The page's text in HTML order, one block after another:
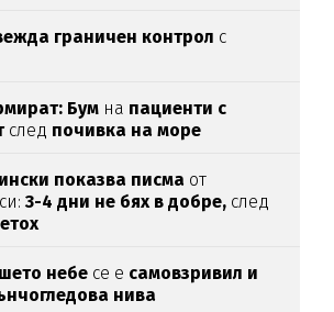
граничен контрол с
Бум на пациенти с
след почивка на море
показва писма от
си:3-4 дни не бях в добре, след
небе се е самовзривил и
нива